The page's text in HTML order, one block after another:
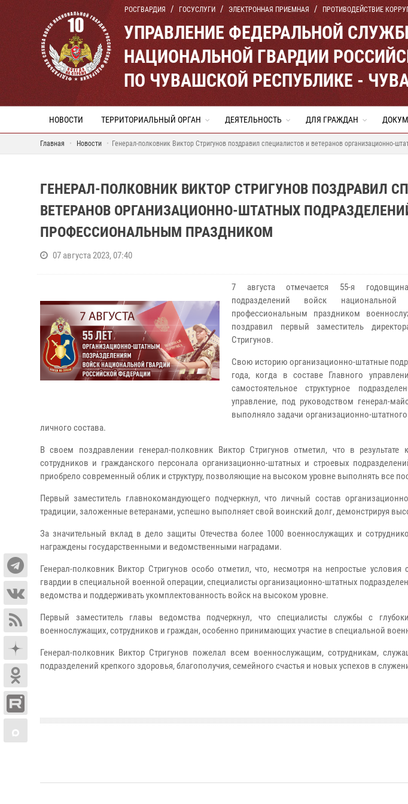
РОСГВАРДИЯ ГОСУСЛУГИ ЭЛЕКТРОННАЯ ПРИЕМНАЯ ПРОТИВОДЕЙСТВИЕ
УПРАВЛЕНИЕ ФЕДЕРАЛЬНОЙ
НАЦИОНАЛЬНОЙ ГВАРДИИ
ПО ЧУВАШСКОЙ РЕСПУБЛИКЕ -
НОВОСТИ ТЕРРИТОРИАЛЬНЫЙ ОРГАН ДЕЯТЕЛЬНОСТЬ ДЛЯ ГРАЖДАН
Главная Новости Генерал-полковник Виктор Стригунов поздравил специалистов и ветеранов организационно-
ГЕНЕРАЛ-ПОЛКОВНИК ВИКТОР СТРИГУНОВ ПОЗДРАВИЛ
ВЕТЕРАНОВ ОРГАНИЗАЦИОННО-ШТАТНЫХ
ПРОФЕССИОНАЛЬНЫМ ПРАЗДНИКОМ
07 августа 2023, 07:40
7 августа отмечается 55-я годовщина
подразделений войск
профессиональным праздником
поздравил первый заместитель
Стригунов.
Свою историю организационно-штатные
года, когда в составе Главного
самостоятельное структурное
управление, под руководством генерал-
выполняло задачи организационно-
личного состава.
В своем поздравлении генерал-полковник Виктор Стригунов отметил, что в результате
сотрудников и гражданского персонала организационно-штатных и строевых
приобрело современный облик и структуру, позволяющие на высоком уровне выполнять все
Первый заместитель главнокомандующего подчеркнул, что личный состав
традиции, заложенные ветеранами, успешно выполняет свой воинский долг, демонстрируя
За значительный вклад в дело защиты Отечества более 1000 военнослужащих и
награждены государственными и ведомственными наградами.
Генерал-полковник Виктор Стригунов особо отметил, что, несмотря на непростые
гвардии в специальной военной операции, специалисты организационно-штатных
ведомства и поддерживать укомплектованность войск на высоком уровне.
Первый заместитель главы ведомства подчеркнул, что специалисты службы с
военнослужащих, сотрудников и граждан, особенно принимающих участие в специальной
Генерал-полковник Виктор Стригунов пожелал всем военнослужащим, сотрудникам,
подразделений крепкого здоровья, благополучия, семейного счастья и новых успехов в